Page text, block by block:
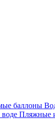
баллоны
Пляжные